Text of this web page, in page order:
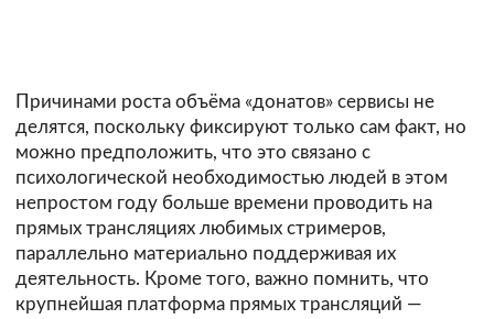
Причинами роста объёма «донатов» сервисы не
делятся, поскольку фиксируют только сам факт, но
можно предположить, что это связано с
психологической необходимостью людей в этом
непростом году больше времени проводить на
прямых трансляциях любимых стримеров,
параллельно материально поддерживая их
деятельность. Кроме того, важно помнить, что
крупнейшая платформа прямых трансляций —